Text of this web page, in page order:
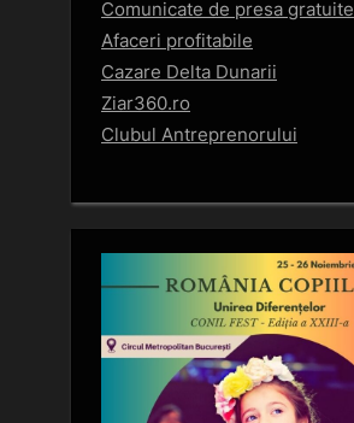
Comunicate de presa gratuite
Afaceri profitabile
Cazare Delta Dunarii
Ziar360.ro
Clubul Antreprenorului